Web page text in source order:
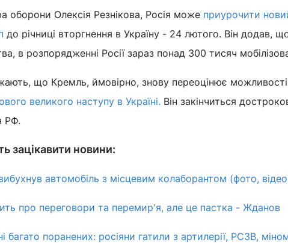
оборони Олексія Резнікова, Росія може приурочити
до річниці вторгнення в Україну - 24 лютого. Він додав,
в розпорядженні Росії зараз понад 300 тисяч
що Кремль, ймовірно, знову переоцінює можливості
великого наступу в Україні. Він закінчиться
РФ.
зацікавити новини:
автомобіль з місцевим колаборантом (фото,
про переговори та перемир'я, але це пастка - Жданов
багато поранених: росіяни гатили з артилерії, РСЗВ,